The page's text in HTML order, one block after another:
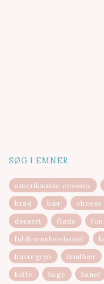
SØG I EMNER
amerikanske cookies
brød
bær cheese
dessert
fløde
fuldkornshvedemel
havregryn
hindbær
kaffe
kage kanel